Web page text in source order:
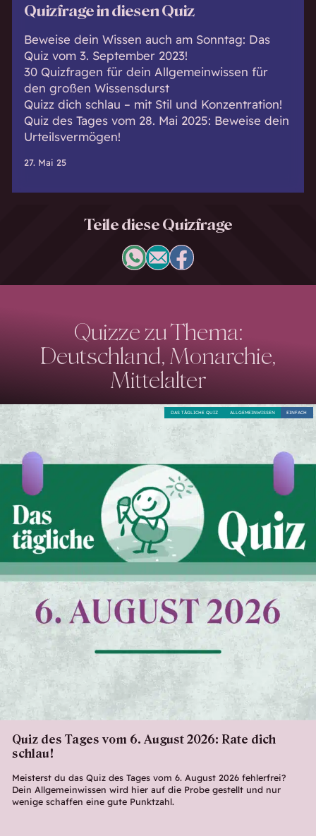
Quizfrage in diesen Quiz
Beweise dein Wissen auch am Sonntag: Das
Quiz vom 3. September 2023!
30 Quizfragen für dein Allgemeinwissen für
den großen Wissensdurst
Quizz dich schlau – mit Stil und Konzentration!
Quiz des Tages vom 28. Mai 2025: Beweise dein
Urteilsvermögen!
27. Mai 25
Teile diese Quizfrage
Quizze zu Thema:
Deutschland, Monarchie,
Mittelalter
Quiz des Tages vom 6. August 2026: Rate dich
schlau!
Meisterst du das Quiz des Tages vom 6. August 2026 fehlerfrei?
Dein Allgemeinwissen wird hier auf die Probe gestellt und nur
wenige schaffen eine gute Punktzahl.
EINFACH
ALLGEMEINWISSEN
DAS TÄGLICHE QUIZ